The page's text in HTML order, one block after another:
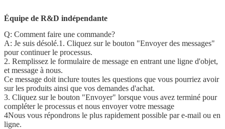
Équipe de R&D indépendante
Q: Comment faire une commande?
A: Je suis désolé.1. Cliquez sur le bouton "Envoyer des messages"
pour continuer le processus.
2. Remplissez le formulaire de message en entrant une ligne d'objet,
et message à nous.
Ce message doit inclure toutes les questions que vous pourriez avoir
sur les produits ainsi que vos demandes d'achat.
3. Cliquez sur le bouton "Envoyer" lorsque vous avez terminé pour
compléter le processus et nous envoyer votre message
4Nous vous répondrons le plus rapidement possible par e-mail ou en
ligne.